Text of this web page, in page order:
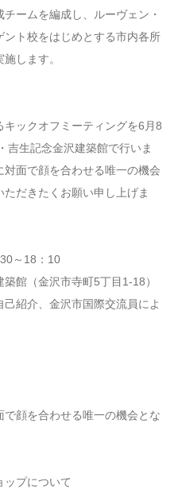
ームを編成し、ルーヴェン・
ト校をはじめとする市内各所
します。
ックオフミーティングを6月8
吉生記念金沢建築館で行いま
面で顔を合わせる唯一の機会
だきたくお願い申し上げま
～18：10
館（金沢市寺町5丁目1-18）
紹介、金沢市国際交流員によ
顔を合わせる唯一の機会とな
ップについて